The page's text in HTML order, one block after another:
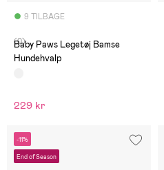
9 TILBAGE
(0)
Baby Paws Legetøj Bamse
Hundehvalp
229 kr
-11%
End of Season